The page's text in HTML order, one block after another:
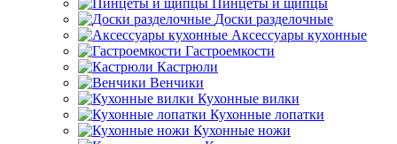
Доски разделочные
Аксессуары кухонные
Гастроемкости
Кастрюли
Венчики
Кухонные вилки
Кухонные лопатки
Кухонные ножи